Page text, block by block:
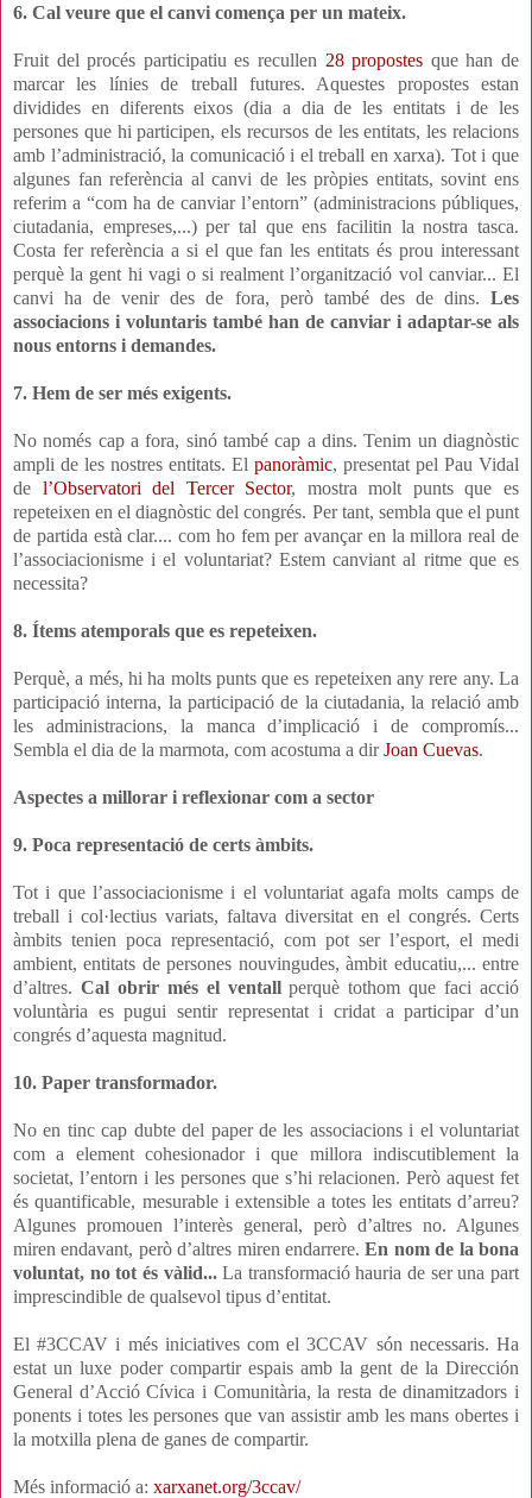
6. Cal veure que el canvi comença per un mateix.
Fruit del procés participatiu es recullen 28 propostes que han de
marcar les línies de treball futures. Aquestes propostes estan
dividides en diferents eixos (dia a dia de les entitats i de les
persones que hi participen, els recursos de les entitats, les relacions
amb l’administració, la comunicació i el treball en xarxa). Tot i que
algunes fan referència al canvi de les pròpies entitats, sovint ens
referim a “com ha de canviar l’entorn” (administracions públiques,
ciutadania, empreses,...) per tal que ens facilitin la nostra tasca.
Costa fer referència a si el que fan les entitats és prou interessant
perquè la gent hi vagi o si realment l’organització vol canviar... El
canvi ha de venir des de fora, però també des de dins. Les
associacions i voluntaris també han de canviar i adaptar-se als
nous entorns i demandes.
7. Hem de ser més exigents.
No només cap a fora, sinó també cap a dins. Tenim un diagnòstic
ampli de les nostres entitats. El panoràmic, presentat pel Pau Vidal
de l’Observatori del Tercer Sector, mostra molt punts que es
repeteixen en el diagnòstic del congrés. Per tant, sembla que el punt
de partida està clar.... com ho fem per avançar en la millora real de
l’associacionisme i el voluntariat? Estem canviant al ritme que es
necessita?
8. Ítems atemporals que es repeteixen.
Perquè, a més, hi ha molts punts que es repeteixen any rere any. La
participació interna, la participació de la ciutadania, la relació amb
les administracions, la manca d’implicació i de compromís...
Sembla el dia de la marmota, com acostuma a dirJoan Cuevas.
Aspectes a millorar i reflexionar com a sector
9. Poca representació de certs àmbits.
Tot i que l’associacionisme i el voluntariat agafa molts camps de
treball i col·lectius variats, faltava diversitat en el congrés. Certs
àmbits tenien poca representació, com pot ser l’esport, el medi
ambient, entitats de persones nouvingudes, àmbit educatiu,... entre
d’altres. Cal obrir més el ventallperquè tothom que faci acció
voluntària es pugui sentir representat i cridat a participar d’un
congrés d’aquesta magnitud.
10. Paper transformador.
No en tinc cap dubte del paper de les associacions i el voluntariat
com a element cohesionador i que millora indiscutiblement la
societat, l’entorn i les persones que s’hi relacionen. Però aquest fet
és quantificable, mesurable i extensible a totes les entitats d’arreu?
Algunes promouen l’interès general, però d’altres no. Algunes
miren endavant, però d’altres miren endarrere.En nom de la bona
voluntat, no tot és vàlid...La transformació hauria de ser una part
imprescindible de qualsevol tipus d’entitat.
El #3CCAV i més iniciatives com el 3CCAV són necessaris. Ha
estat un luxe poder compartir espais amb la gent de la Dirección
General d’Acció Cívica i Comunitària, la resta de dinamitzadors i
ponents i totes les persones que van assistir amb les mans obertes i
la motxilla plena de ganes de compartir.
Més informació a: xarxanet.org/3ccav/